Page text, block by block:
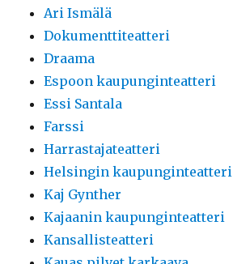
Ari Ismälä
Dokumenttiteatteri
Draama
Espoon kaupunginteatteri
Essi Santala
Farssi
Harrastajateatteri
Helsingin kaupunginteatteri
Kaj Gynther
Kajaanin kaupunginteatteri
Kansallisteatteri